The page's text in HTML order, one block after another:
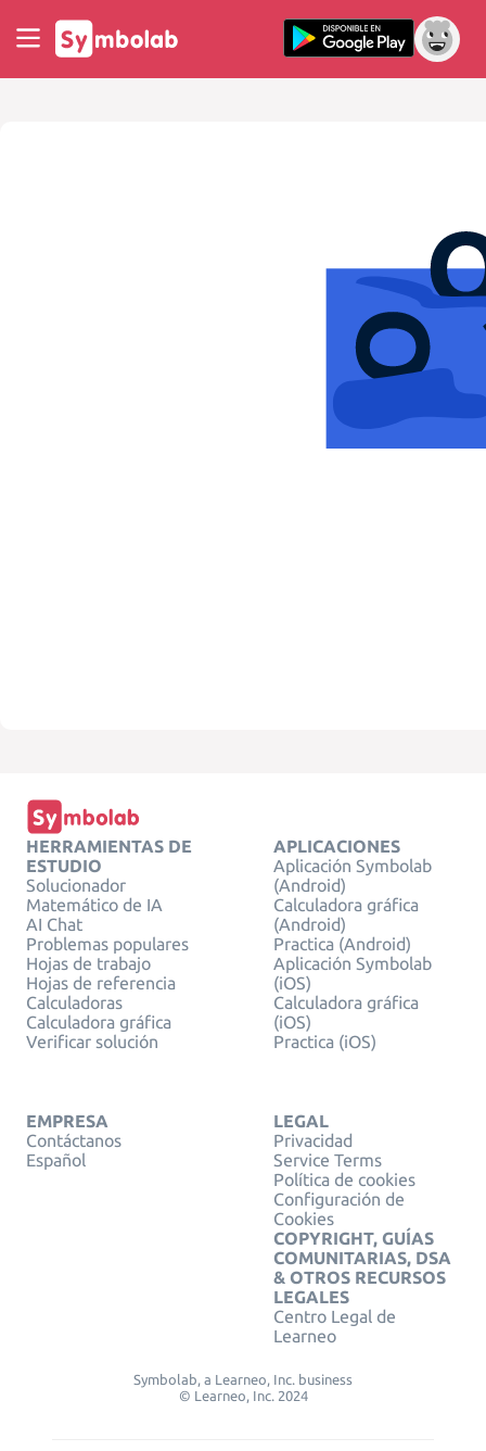
HERRAMIENTAS DE
ESTUDIO
Solucionador
Matemático de IA
AI Chat
Problemas populares
Hojas de trabajo
Hojas de referencia
Calculadoras
Calculadora gráfica
Verificar solución
APLICACIONES
Aplicación Symbolab
(Android)
Calculadora gráfica
(Android)
Practica (Android)
Aplicación Symbolab
(iOS)
Calculadora gráfica
(iOS)
Practica (iOS)
EMPRESA
Contáctanos
Español
LEGAL
Privacidad
Service Terms
Política de cookies
Configuración de
Cookies
COPYRIGHT, GUÍAS
COMUNITARIAS, DSA
& OTROS RECURSOS
LEGALES
Centro Legal de
Learneo
Symbolab, a Learneo, Inc. business
© Learneo, Inc. 2024